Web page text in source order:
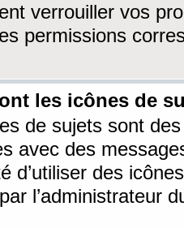
verrouiller vos
permissions
les icônes de
de sujets sont
avec des
d’utiliser des
l’administrateur